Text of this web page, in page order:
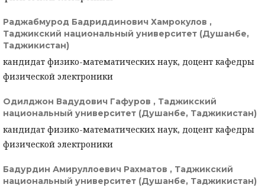
Раджабмурод Бадриддинович Хамрокулов ,
Таджикский национальный университет (Душанбе,
Таджикистан)
кандидат физико-математических наук, доцент кафедры
физической электроники
Одилджон Вадудович Гафуров , Таджикский
национальный университет (Душанбе, Таджикистан)
кандидат физико-математических наук, доцент кафедры
физической электроники
Бадурдин Амируллоевич Рахматов , Таджикский
национальный университет (Душанбе, Таджикистан)